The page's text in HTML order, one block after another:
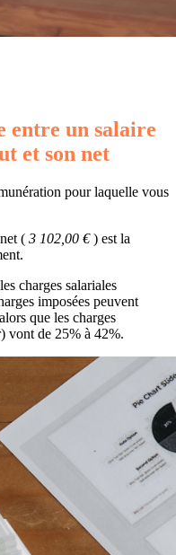
entre un salaire
et son net
pour laquelle vous
( 3 102,00 €) est la
charges salariales
imposées peuvent
que les charges
vont de 25% à 42%.